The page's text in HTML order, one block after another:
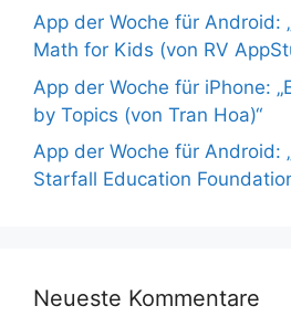
App der Woche für Android:
Math for Kids (von RV
App der Woche für iPhone:
by Topics (von Tran Hoa)“
App der Woche für Android:
Starfall Education
Neueste Kommentare